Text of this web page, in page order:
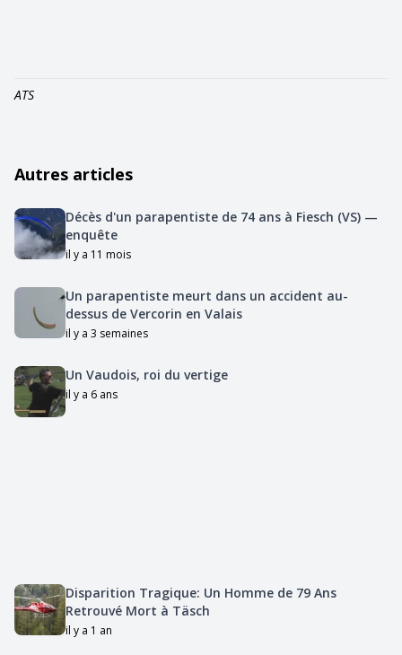
ATS
Autres articles
Décès d'un parapentiste de 74 ans à Fiesch (VS) —
enquête
il y a 11 mois
Un parapentiste meurt dans un accident au-
dessus de Vercorin en Valais
il y a 3 semaines
Un Vaudois, roi du vertige
il y a 6 ans
Disparition Tragique: Un Homme de 79 Ans
Retrouvé Mort à Täsch
il y a 1 an